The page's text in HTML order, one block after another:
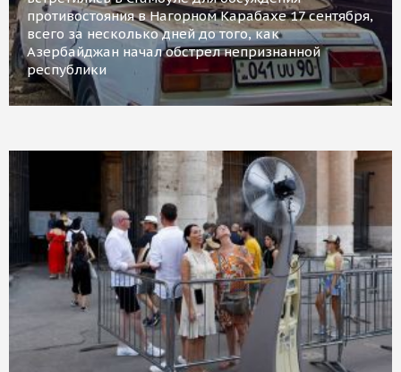
противостояния в Нагорном Карабахе 17 сентября,
всего за несколько дней до того, как
Азербайджан начал обстрел непризнанной
республики